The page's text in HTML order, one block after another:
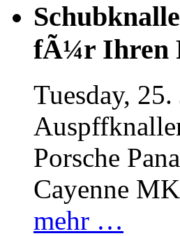
fÃ¼r Ihren
Tuesday,
Porsche
Cayenne
mehr …